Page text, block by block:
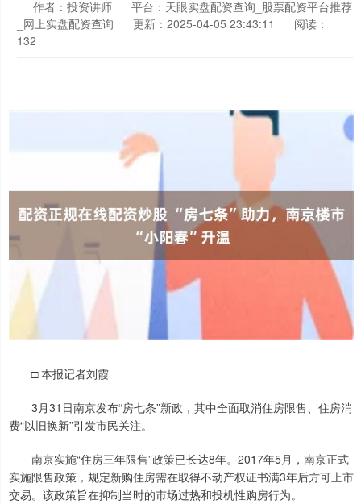
作者：投资讲师
平台：天眼实盘配资查询_股票配资平台推荐
_网上实盘配资查询
更新：2025-04-05 23:43:11
阅读：
132
□ 本报记者刘霞
3月31日南京发布“房七条”新政，其中全面取消住房限售、住房消
费“以旧换新”引发市民关注。
南京实施“住房三年限售”政策已长达8年。2017年5月，南京正式
实施限售政策，规定新购住房需在取得不动产权证书满3年后方可上市
交易。该政策旨在抑制当时的市场过热和投机性购房行为。